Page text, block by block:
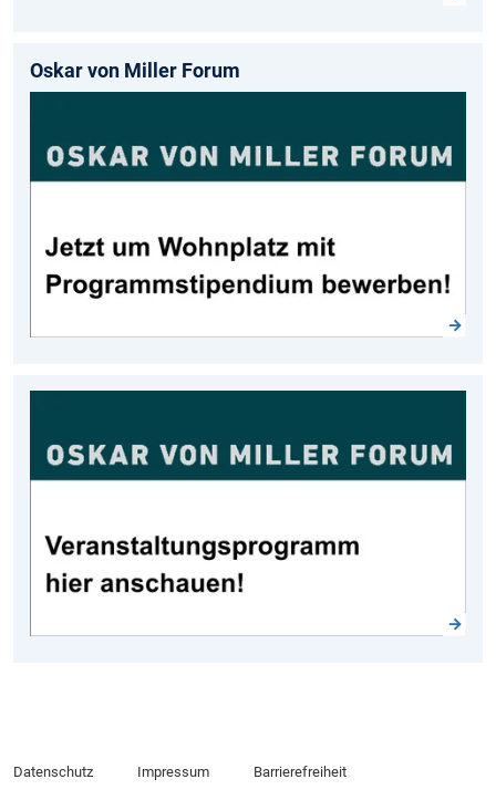
Oskar von Miller Forum
Datenschutz Impressum Barrierefreiheit